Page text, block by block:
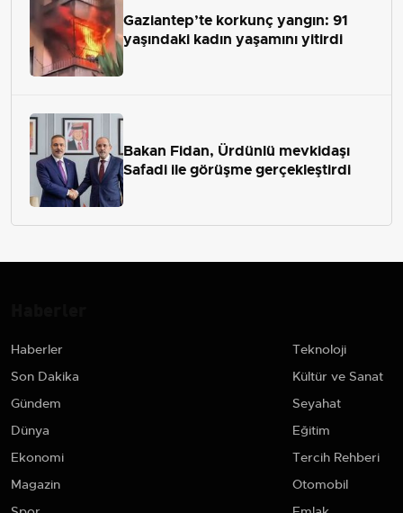
Gaziantep’te korkunç yangın: 91
yaşındaki kadın yaşamını yitirdi
Bakan Fidan, Ürdünlü mevkidaşı
Safadi ile görüşme gerçekleştirdi
Haberler
Son Dakika
Gündem
Dünya
Ekonomi
Magazin
Teknoloji
Kültür ve Sanat
Seyahat
Eğitim
Tercih Rehberi
Otomobil